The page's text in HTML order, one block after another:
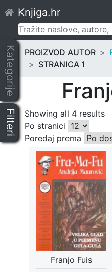
to
content
Knjiga.hr
Pretraži:
Kategorije
Filteri
PROIZVOD AUTOR
STRANICA 1
Showing all 4 results
Po stranici
Poredaj prema
Franjo Fuis